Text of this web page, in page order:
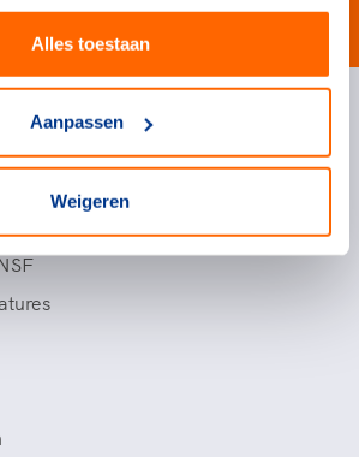
Alles toestaan
Aanpassen
Weigeren